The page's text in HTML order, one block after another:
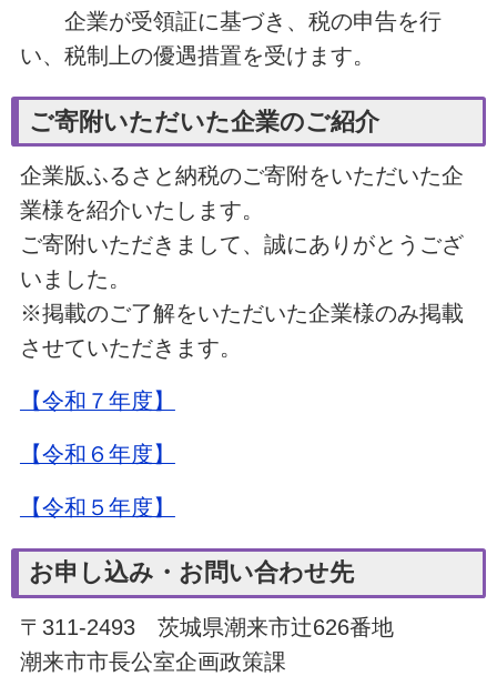
企業が受領証に基づき、税の申告を行
い、税制上の優遇措置を受けます。
ご寄附いただいた企業のご紹介
企業版ふるさと納税のご寄附をいただいた企
業様を紹介いたします。
ご寄附いただきまして、誠にありがとうござ
いました。
※掲載のご了解をいただいた企業様のみ掲載
させていただきます。
【令和７年度】
【令和６年度】
​【令和５年度】
お申し込み・お問い合わせ先
〒311-2493 茨城県潮来市辻626番地
潮来市市長公室企画政策課